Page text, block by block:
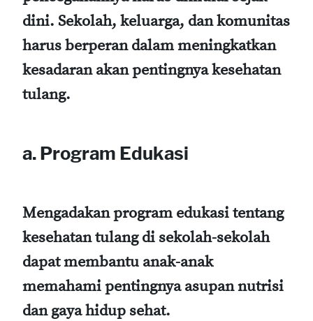
dini. Sekolah, keluarga, dan komunitas
harus berperan dalam meningkatkan
kesadaran akan pentingnya kesehatan
tulang.
a. Program Edukasi
Mengadakan program edukasi tentang
kesehatan tulang di sekolah-sekolah
dapat membantu anak-anak
memahami pentingnya asupan nutrisi
dan gaya hidup sehat.